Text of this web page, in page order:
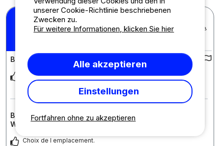
David M.
Veröffentlicht am 20.04.2026
pro Aufenthalt : 18/04/2026 -
Bewertung des Campingplatzes :
Tranquillité, propreté. Joli camping niché dans la verdure. Le
personnel est accueillant.
Bewertung der Unterkunft : Stellplatz + 1 Auto + Zelt ,
Wohnwagen oder Wohnmobil
Choix de l emplacement.
Fortfahren ohne zu akzeptieren
unserer Cookie-Richtlinie beschriebenen
Zwecken zu.
Für weitere Informationen, klicken Sie hier
Alle akzeptieren
Einstellungen